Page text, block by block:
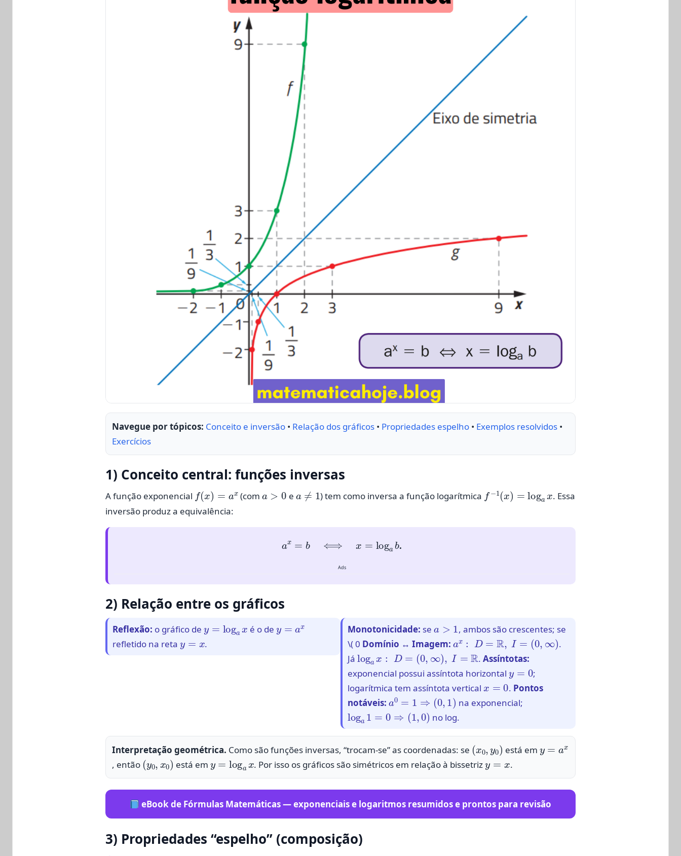
Navegue por tópicos: Conceito e inversão • Relação dos gráficos • Propriedades espelho • Exemplos resolvidos •
Exercícios
1) Conceito central: funções inversas
A função exponencial
(x =
(com e
1
) tem como inversa a função logarítmica
− 1 (x )= log
. Essa
inversão produz a equivalência:
x b⟺
.
Ads
2) Relação entre os gráficos
Reflexão: o gráfico de
log
é o de
refletido na reta
y= x
.
Monotonicidade: se
, ambos são crescentes; se
\( 0 Domínio ↔ Imagem:
ax: D=R , I=( 0,∞)
.
Já
logax:D=(0,∞), I=R
. Assíntotas:
exponencial possui assíntota horizontal
y=0
;
logarítmica tem assíntota vertical
x=0
. Pontos
notáveis:
a0=1 ⇒(0,1)
na exponencial;
loga1=0⇒ 0)
no log.
Interpretação geométrica. Como são funções inversas, “trocam-se” as coordenadas: se
(x 0
está em
, então
(y0,x0
está em
y=logax
. Por isso os gráficos são simétricos em relação à bissetriz
y=x
.
eBook de Fórmulas Matemáticas — exponenciais e logaritmos resumidos e prontos para revisão
3) Propriedades “espelho” (composição)